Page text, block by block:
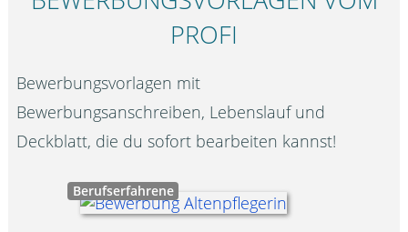
PROFI
Bewerbungsvorlagen mit
Bewerbungsanschreiben, Lebenslauf und
Deckblatt, die du sofort bearbeiten kannst!
Berufserfahrene